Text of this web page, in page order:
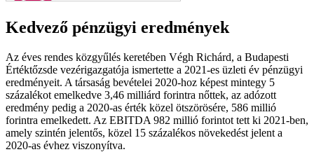
Kedvező pénzügyi eredmények
Az éves rendes közgyűlés keretében Végh Richárd, a Budapesti
Értéktőzsde vezérigazgatója ismertette a 2021-es üzleti év pénzügyi
eredményeit. A társaság bevételei 2020-hoz képest mintegy 5
százalékot emelkedve 3,46 milliárd forintra nőttek, az adózott
eredmény pedig a 2020-as érték közel ötszörösére, 586 millió
forintra emelkedett. Az EBITDA 982 millió forintot tett ki 2021-ben,
amely szintén jelentős, közel 15 százalékos növekedést jelent a
2020-as évhez viszonyítva.